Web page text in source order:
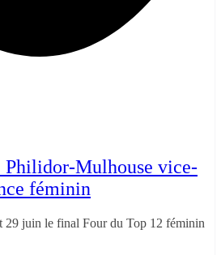
Philidor-Mulhouse vice-
féminin
29 juin le final Four du Top 12 féminin